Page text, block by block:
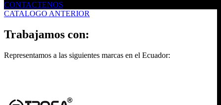
CONTACTENOS
CATALOGO ANTERIOR
Trabajamos con:
Representamos a las siguientes marcas en el Ecuador: